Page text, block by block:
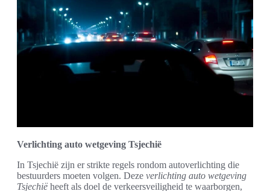
Verlichting auto wetgeving Tsjechië
In Tsjechië zijn er strikte regels rondom autoverlichting die
bestuurders moeten volgen. Deze verlichting auto wetgeving
Tsjechië heeft als doel de verkeersveiligheid te waarborgen,